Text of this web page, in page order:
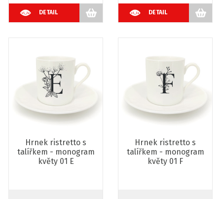
DETAIL DETAIL
Hrnek ristretto s
talířkem - monogram
květy 01 E
Hrnek ristretto s
talířkem - monogram
květy 01 F